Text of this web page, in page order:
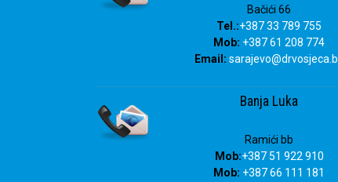
Bačići 66
Tel.:+387 33 789 755
Mob: +387 61 208 774
Email:
Banja Luka
Ramići bb
Mob:+387 51 922 910
Mob: +387 66 111 181